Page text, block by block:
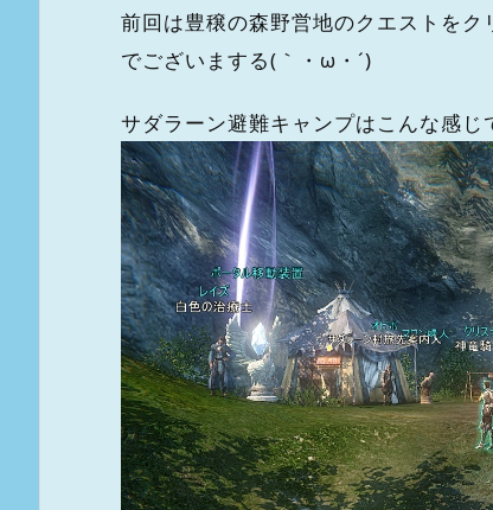
前回は豊穣の森野営地のクエストをク
でございまする(｀・ω・´)
サダラーン避難キャンプはこんな感じ